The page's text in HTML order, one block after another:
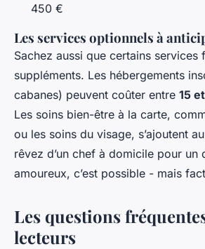
450 €
Les services optionnels à
Sachez aussi que certains services
suppléments. Les hébergements
cabanes) peuvent coûter entre 15
Les soins bien-être à la carte,
ou les soins du visage, s’ajoutent
rêvez d’un chef à domicile pour un
amoureux, c’est possible - mais
Les questions
lecteurs